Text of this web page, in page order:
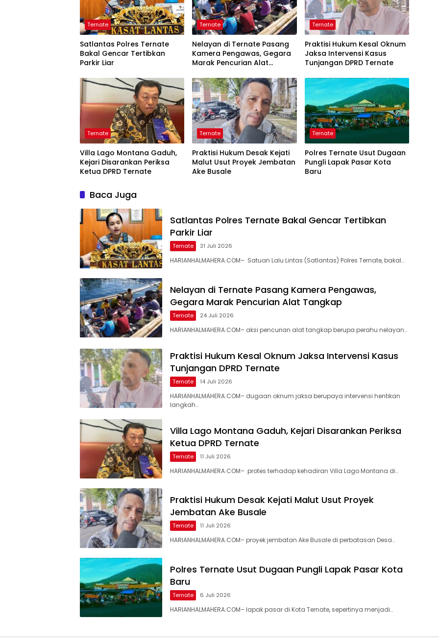
Ternate
Satlantas Polres Ternate
Bakal Gencar Tertibkan
Parkir Liar
Ternate
Nelayan di Ternate Pasang
Kamera Pengawas, Gegara
Marak Pencurian Alat
Ternate
Praktisi Hukum Kesal Oknum
Jaksa Intervensi Kasus
Tunjangan DPRD Ternate
Ternate
Villa Lago Montana Gaduh,
Kejari Disarankan Periksa
Ketua DPRD Ternate
Ternate
Praktisi Hukum Desak Kejati
Malut Usut Proyek Jembatan
Ake Busale
Ternate
Polres Ternate Usut Dugaan
Pungli Lapak Pasar Kota
Baru
Baca Juga
Satlantas Polres Ternate Bakal Gencar Tertibkan
Parkir Liar
Ternate 31 Juli 2026
HARIANHALMAHERA.COM– Satuan Lalu Lintas (Satlantas) Polres Ternate, bakal…
Nelayan di Ternate Pasang Kamera Pengawas,
Gegara Marak Pencurian Alat Tangkap
Ternate 24 Juli 2026
HARIANHALMAHERA.COM– aksi pencurian alat tangkap berupa perahu nelayan…
Praktisi Hukum Kesal Oknum Jaksa Intervensi Kasus
Tunjangan DPRD Ternate
Ternate 14 Juli 2026
HARIANHALMAHERA.COM– dugaan oknum jaksa berupaya intervensi hentikan
langkah…
Villa Lago Montana Gaduh, Kejari Disarankan Periksa
Ketua DPRD Ternate
Ternate 11 Juli 2026
HARIANHALMAHERA.COM– protes terhadap kehadiran Villa Lago Montana di…
Praktisi Hukum Desak Kejati Malut Usut Proyek
Jembatan Ake Busale
Ternate 11 Juli 2026
HARIANHALMAHERA.COM– proyek jembatan Ake Busale di perbatasan Desa…
Polres Ternate Usut Dugaan Pungli Lapak Pasar Kota
Baru
Ternate 6 Juli 2026
HARIANHALMAHERA.COM– lapak pasar di Kota Ternate, sepertinya menjadi…